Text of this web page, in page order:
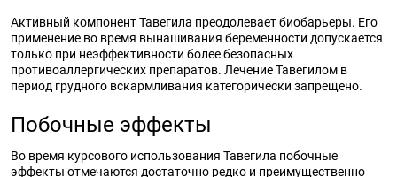
Активный компонент Тавегила преодолевает биобарьеры. Его
применение во время вынашивания беременности допускается
только при неэффективности более безопасных
противоаллергических препаратов. Лечение Тавегилом в
период грудного вскармливания категорически запрещено.
Побочные эффекты
Во время курсового использования Тавегила побочные
эффекты отмечаются достаточно редко и преимущественно